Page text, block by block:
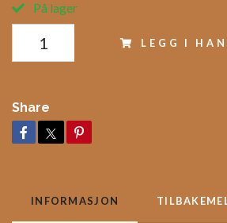
På lager
LEGG I
Share
INFORMASJON